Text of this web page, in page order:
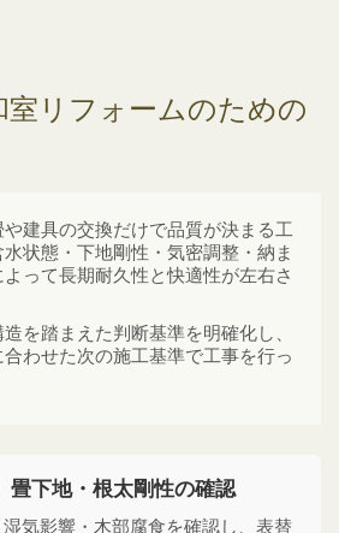
リフォームのための
建具の交換だけで品質が決まる工
状態・下地剛性・気密調整・納ま
って長期耐久性と快適性が左右さ
を踏まえた判断基準を明確化し、
わせた次の施工基準で工事を行っ
畳下地・根太剛性の確認
気影響・木部腐食を確認し、表替